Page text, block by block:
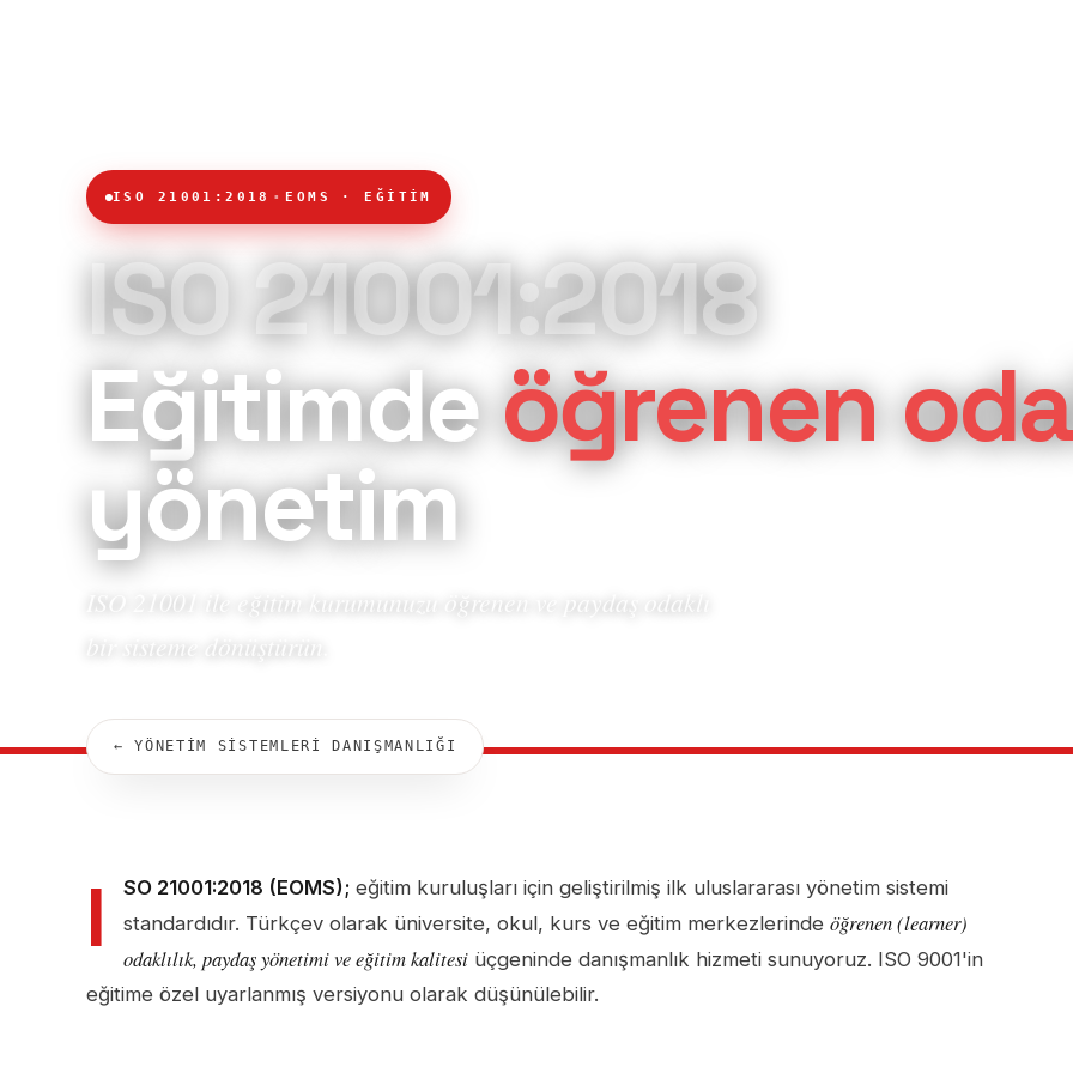
ISO 21001:2018 · EOMS · EĞİTİM
ISO 21001:2018
Eğitimdeöğrenen
yönetim
ISO 21001 ile eğitim kurumunuzu öğrenen ve paydaş odaklı
bir sisteme dönüştürün.
← YÖNETİM SİSTEMLERİ DANIŞMANLIĞI
I SO 21001:2018 (EOMS); eğitim kuruluşları için geliştirilmiş ilk uluslararası yönetim sistemi
standardıdır. Türkçev olarak üniversite, okul, kurs ve eğitim merkezlerinde öğrenen (learner)
odaklılık, paydaş yönetimi ve eğitim kalitesi üçgeninde danışmanlık hizmeti sunuyoruz. ISO 9001'in
eğitime özel uyarlanmış versiyonu olarak düşünülebilir.